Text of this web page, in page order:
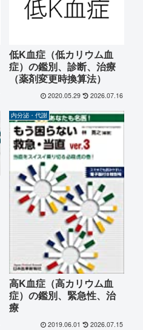
低K血症（低カリウム血
症）の鑑別、診断、治療
（薬剤変更時換算法）
2020.05.29 2026.07.16
内分泌・代謝
高K血症（高カリウム血
症）の鑑別、緊急性、治
療
2019.06.01 2026.07.15